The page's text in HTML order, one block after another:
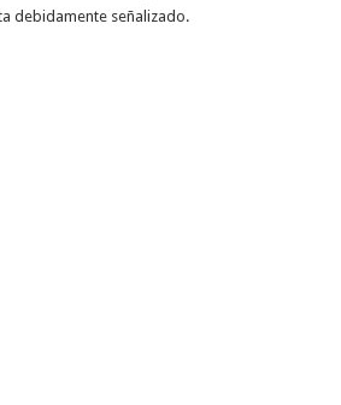
debidamente señalizado.